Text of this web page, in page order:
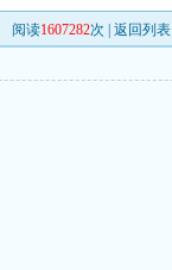
阅读1607282次 |返回列表